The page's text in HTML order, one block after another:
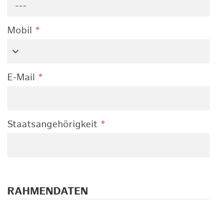
---
Mobil *
E-Mail *
Staatsangehörigkeit *
RAHMENDATEN